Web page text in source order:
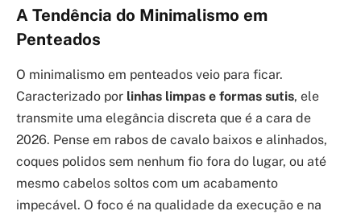
A Tendência do Minimalismo em
Penteados
O minimalismo em penteados veio para ficar.
Caracterizado por linhas limpas e formas sutis, ele
transmite uma elegância discreta que é a cara de
2026. Pense em rabos de cavalo baixos e alinhados,
coques polidos sem nenhum fio fora do lugar, ou até
mesmo cabelos soltos com um acabamento
impecável. O foco é na qualidade da execução e na